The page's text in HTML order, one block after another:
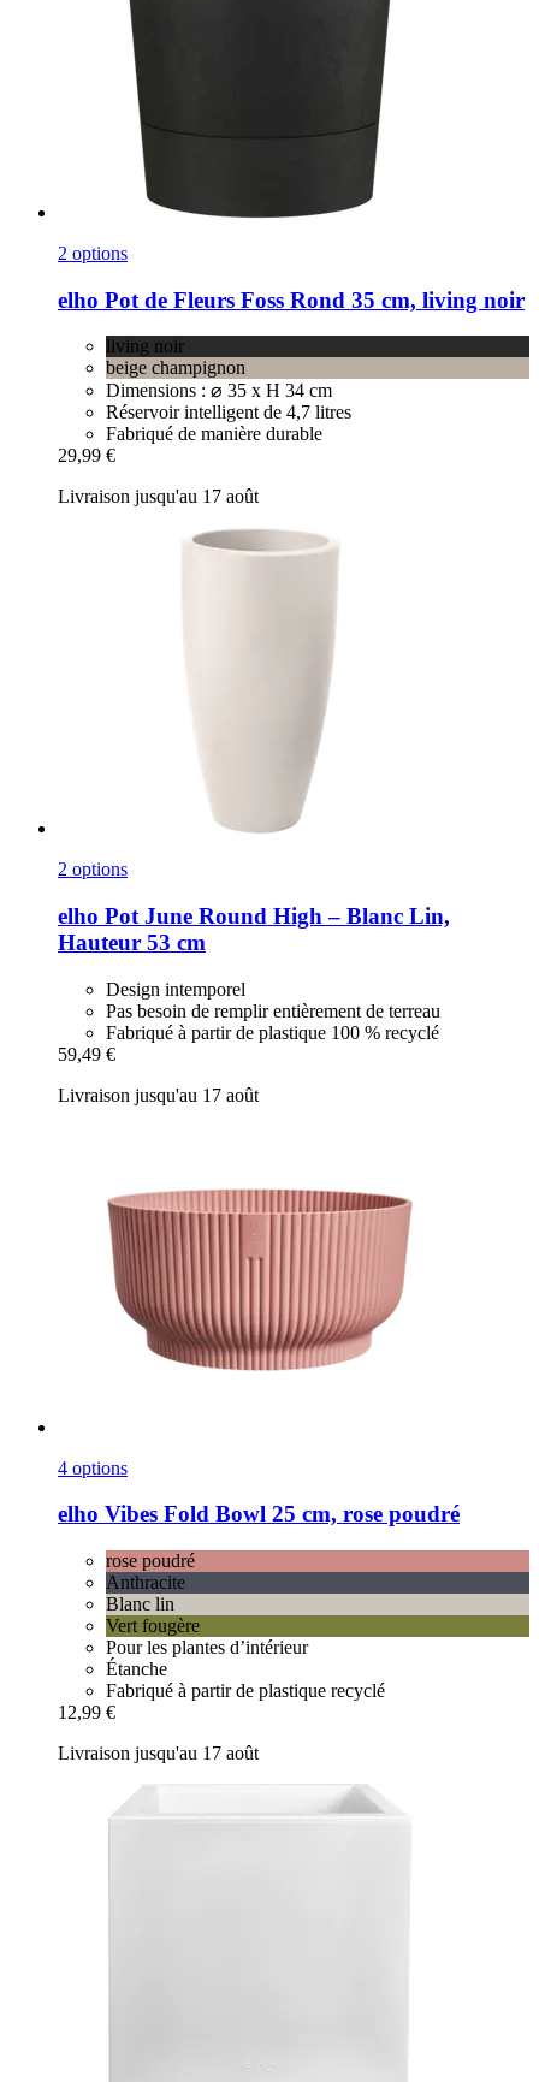
2 options
elho Pot de Fleurs Foss Rond 35 cm, living noir
living noir
beige champignon
Dimensions : ⌀ 35 x H 34 cm
Réservoir intelligent de 4,7 litres
Fabriqué de manière durable
29,99 €
Livraison jusqu'au 17 août
2 options
elho Pot June Round High – Blanc Lin,
Hauteur 53 cm
Design intemporel
Pas besoin de remplir entièrement de terreau
Fabriqué à partir de plastique 100 % recyclé
59,49 €
Livraison jusqu'au 17 août
4 options
elho Vibes Fold Bowl 25 cm, rose poudré
rose poudré
Anthracite
Blanc lin
Vert fougère
Pour les plantes d’intérieur
Étanche
Fabriqué à partir de plastique recyclé
12,99 €
Livraison jusqu'au 17 août